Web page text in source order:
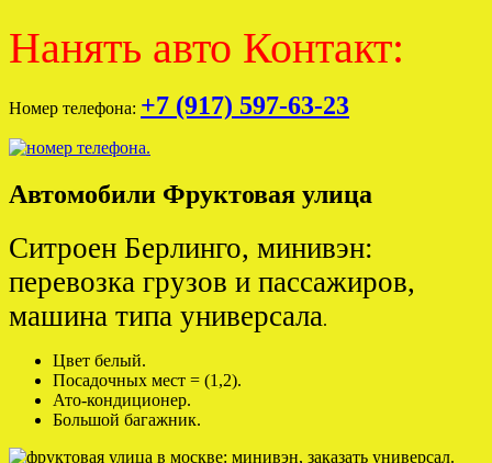
Нанять авто Контакт:
Номер телефона: +7 (917) 597-63-23
Автомобили Фруктовая улица
Ситроен Берлинго, минивэн:
перевозка грузов и пассажиров,
машина типа универсала.
Цвет белый.
Посадочных мест = (1,2).
Ато-кондиционер.
Большой багажник.